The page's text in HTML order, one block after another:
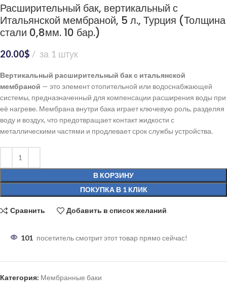
Расширительный бак, вертикальный с
Итальянской мембраной, 5 л., Турция (Толщина
стали 0,8мм. 10 бар.)
20.00$ за 1 штук
Вертикальный расширительный бак с итальянской
мембраной — это элемент отопительной или водоснабжающей
системы, предназначенный для компенсации расширения воды при
её нагреве. Мембрана внутри бака играет ключевую роль, разделяя
воду и воздух, что предотвращает контакт жидкости с
металлическими частями и продлевает срок службы устройства.
В КОРЗИНУ
ПОКУПКА В 1 КЛИК
Сравнить Добавить в список желаний
101 посетитель смотрит этот товар прямо сейчас!
Категория: Мембранные баки